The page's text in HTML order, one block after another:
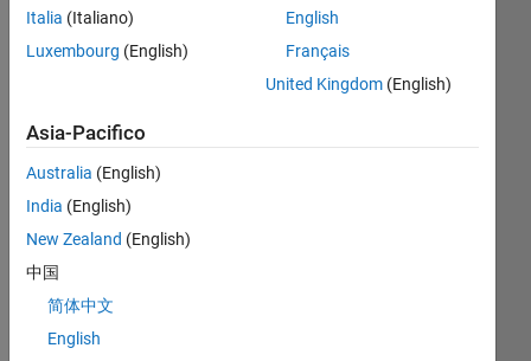
ho
link
GUI
in
MA
AB
with
oth
Italia (Italiano)
Luxembourg (English)
English
Français
United Kingdom(English)
Asia-Pacifico
Australia (English)
India (English)
New Zealand (English)
中国
简体中文
English